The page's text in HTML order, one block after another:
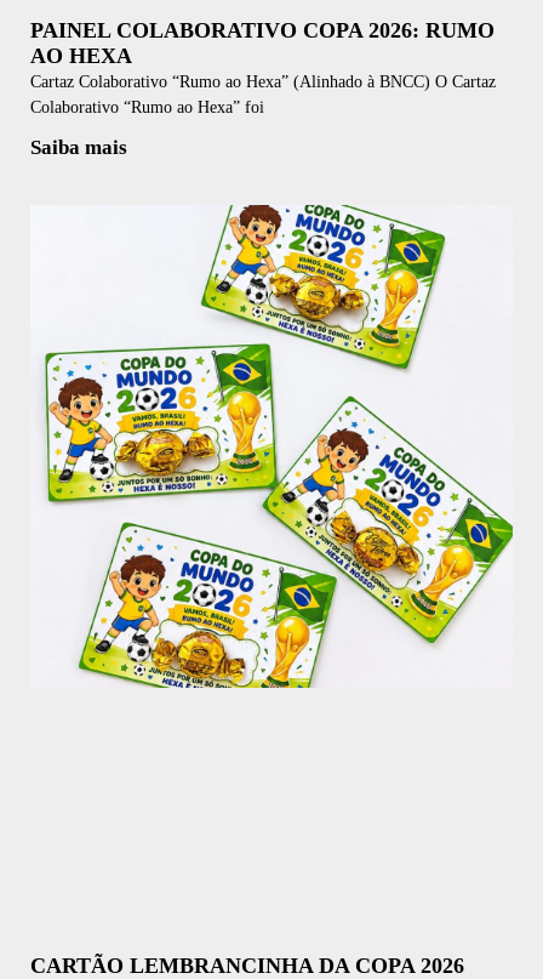
PAINEL COLABORATIVO COPA 2026: RUMO
AO HEXA
Cartaz Colaborativo “Rumo ao Hexa” (Alinhado à BNCC) O Cartaz
Colaborativo “Rumo ao Hexa” foi
Saiba mais
CARTÃO LEMBRANCINHA DA COPA 2026